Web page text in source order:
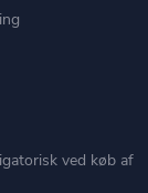
ved køb af